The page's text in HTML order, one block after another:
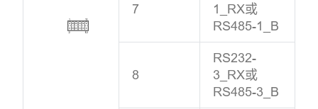
7
1_RX或
RS485-1_B
8
RS232-
3_RX或
RS485-3_B